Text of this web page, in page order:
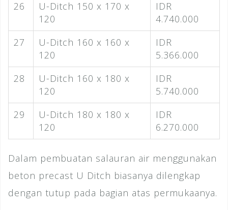
26
U-Ditch 150 x 170 x
120
IDR
4.740.000
27
U-Ditch 160 x 160 x
120
IDR
5.366.000
28
U-Ditch 160 x 180 x
120
IDR
5.740.000
29
U-Ditch 180 x 180 x
120
IDR
6.270.000
Dalam pembuatan salauran air menggunakan
beton precast U Ditch biasanya dilengkap
dengan tutup pada bagian atas permukaanya.